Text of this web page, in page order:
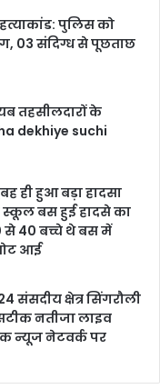
हत्याकांड: पुलिस को
03 संदिग्ध से पूछताछ
तहसीलदारों के
dekhiye suchi
ही हुआ बड़ा हादसा
स्कूल बस हुई हादसे का
से 40 बच्चे थे बस में
आई
संसदीय क्षेत्र सिंगरौली
नतीजा लाइव
न्यूज नेटवर्क पर